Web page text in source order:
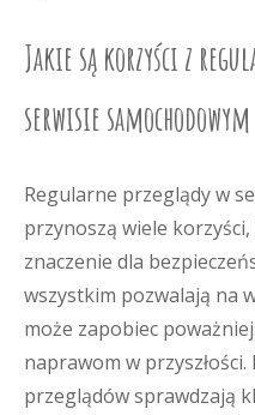
Jakie są korzyści z
serwisie samochodowym
Regularne przeglądy w
przynoszą wiele
znaczenie dla
wszystkim pozwalają na
może zapobiec
naprawom w
przeglądów sprawdzają